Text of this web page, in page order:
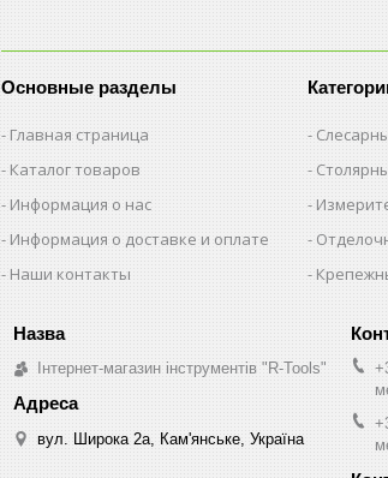
Основные разделы
Главная страница
Каталог товаров
Информация о нас
Информация о доставке и оплате
Наши контакты
Інтернет-магазин інструментів "R-Tools"
вул. Широка 2а, Кам'янське, Україна